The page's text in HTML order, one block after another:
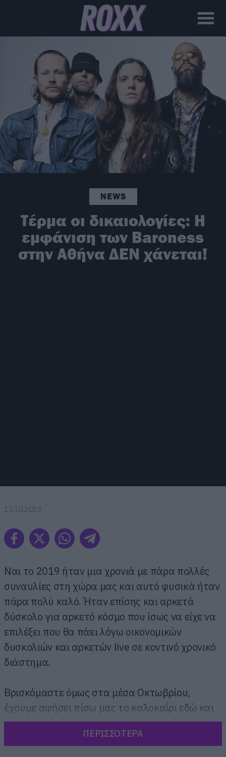
NEWS
Τέρμα οι δικαιολογίες: Η
εμφάνιση των Baroness
στην Αθήνα ΔΕΝ χάνεται!
15.10.2019
Ναι το 2019 ήταν μια χρονιά με πάρα πολλές
συναυλίες στη χώρα μας και αυτό φυσικά ήταν
πάρα πολύ καλό. Ήταν επίσης και αρκετά
δύσκολο για αρκετό κόσμο που ίσως να είχε να
επιλέξει που θα πάει λόγω οικονομικών
δυσκολιών και αρκετών live σε κοντινό χρονικό
διάστημα.
Βρισκόμαστε όμως στα μέσα Οκτωβρίου,
έχουμε αφήσει πίσω μας το καλοκαίρι εδώ και
καιρό και έχουμε μπροστά μας την εμφάνιση
ενός από τα σημαντικότερα συγκροτήματα της
ΠΕΡΙΣΣΟΤΕΡΑ